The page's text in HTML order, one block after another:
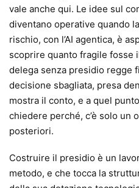
vale anche qui. Le idee sul
diventano operative quando
rischio, con l’AI agentica, è
scoprire quanto fragile fosse
delega senza presidio regge
decisione sbagliata, presa
mostra il conto, e a quel
chiedere perché, c’è solo un
posteriori.
Costruire il presidio è un
metodo, e che tocca la